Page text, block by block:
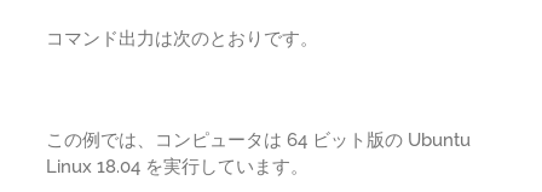
コマンド出力は次のとおりです。
この例では、コンピュータは 64 ビット版の Ubuntu
Linux 18.04 を実行しています。